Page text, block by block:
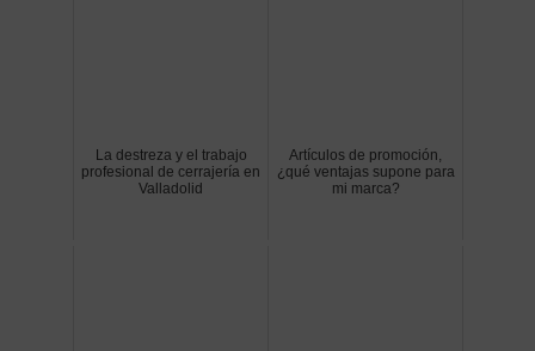
La destreza y el trabajo
profesional de cerrajería en
Valladolid
Artículos de promoción,
¿qué ventajas supone para
mi marca?